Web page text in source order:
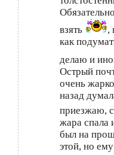
взять
,
как
делаю и
Острый
очень
назад
приезжаю,
жара спала
был на
этой, но